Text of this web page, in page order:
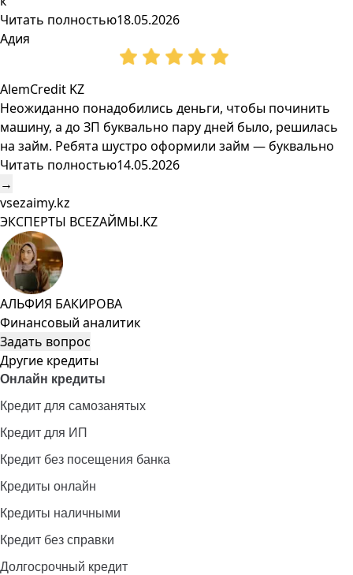
Читать полностью18.05.2026
Адия
AlemCredit KZ
Неожиданно понадобились деньги, чтобы починить
машину, а до ЗП буквально пару дней было, решилась
на займ. Ребята шустро оформили займ — буквально
Читать полностью14.05.2026
→
vsezaimy.kz
ЭКСПЕРТЫ ВСЕZAЙМЫ.KZ
АЛЬФИЯ БАКИРОВА
Финансовый аналитик
Задать вопрос
Другие кредиты
Онлайн кредиты
Кредит для самозанятых
Кредит для ИП
Кредит без посещения банка
Кредиты онлайн
Кредиты наличными
Кредит без справки
Долгосрочный кредит